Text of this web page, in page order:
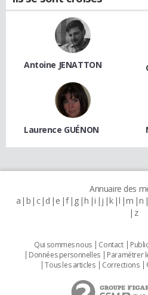
Antoine JENATTON
Laurence GUÉNON
Annuaire des
a b c d e f g h i j k l m n
z
Qui sommes nous Contact
Données personnelles
Paramétrer
Tous les articles
Corrections